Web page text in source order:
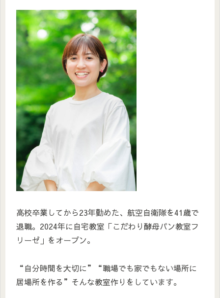
高校卒業してから23年勤めた、航空自衛隊を41歳で
退職。2024年に自宅教室「こだわり酵母パン教室フ
リーゼ」をオープン。
“自分時間を大切に”“職場でも家でもない場所に
居場所を作る”そんな教室作りをしています。